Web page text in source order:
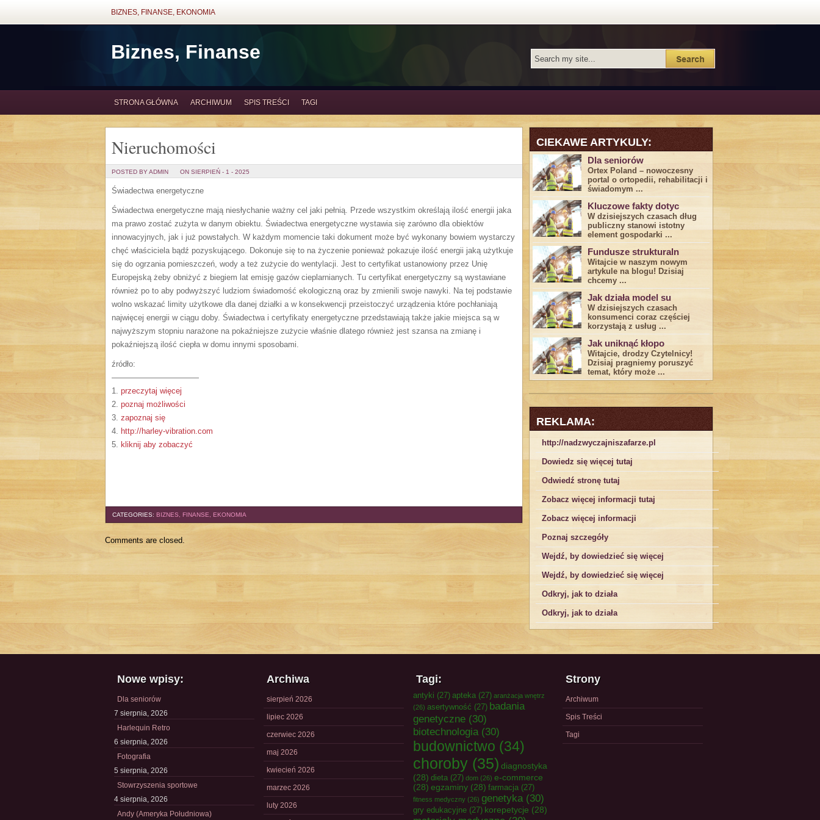
BIZNES, FINANSE, EKONOMIA
Biznes, Finanse
STRONA GŁÓWNA ARCHIWUM SPIS TREŚCI TAGI
Nieruchomości
POSTED BY ADMIN ON SIERPIEŃ - 1 - 2025
Świadectwa energetyczne
Świadectwa energetyczne mają niesłychanie ważny cel jaki pełnią. Przede wszystkim określają ilość energii jaka
ma prawo zostać zużyta w danym obiektu. Świadectwa energetyczne wystawia się zarówno dla obiektów
innowacyjnych, jak i już powstałych. W każdym momencie taki dokument może być wykonany bowiem wystarczy
chęć właściciela bądź pozyskującego. Dokonuje się to na życzenie ponieważ pokazuje ilość energii jaką użytkuje
się do ogrzania pomieszczeń, wody a też zużycie do wentylacji. Jest to certyfikat ustanowiony przez Unię
Europejską żeby obniżyć z biegiem lat emisję gazów cieplarnianych. Tu certyfikat energetyczny są wystawiane
również po to aby podwyższyć ludziom świadomość ekologiczną oraz by zmienili swoje nawyki. Na tej podstawie
wolno wskazać limity użytkowe dla danej działki a w konsekwencji przeistoczyć urządzenia które pochłaniają
najwięcej energii w ciągu doby. Świadectwa i certyfikaty energetyczne przedstawiają także jakie miejsca są w
najwyższym stopniu narażone na pokaźniejsze zużycie właśnie dlatego również jest szansa na zmianę i
pokaźniejszą ilość ciepła w domu innymi sposobami.
źródło:
———————————
1. przeczytaj więcej
2. poznaj możliwości
3. zapoznaj się
4. http://harley-vibration.com
5. kliknij aby zobaczyć
CATEGORIES: BIZNES, FINANSE, EKONOMIA
Comments are closed.
CIEKAWE ARTYKULY:
Dla seniorów
Ortex Poland – nowoczesny
portal o ortopedii, rehabilitacji i
świadomym ...
Kluczowe fakty dotyc
W dzisiejszych czasach dług
publiczny stanowi istotny
element gospodarki ...
Fundusze strukturaln
Witajcie w naszym nowym
artykule na blogu! Dzisiaj
chcemy ...
Jak działa model su
W dzisiejszych czasach
konsumenci ‌coraz częściej
korzystają z usług⁤ ...
Jak uniknąć kłopo
Witajcie, drodzy Czytelnicy!
Dzisiaj pragniemy poruszyć
temat, który może ...
REKLAMA:
http://nadzwyczajniszafarze.pl
Dowiedz się więcej tutaj
Odwiedź stronę tutaj
Zobacz więcej informacji tutaj
Zobacz więcej informacji
Poznaj szczegóły
Wejdź, by dowiedzieć się więcej
Wejdź, by dowiedzieć się więcej
Odkryj, jak to działa
Odkryj, jak to działa
Nowe wpisy:
Dla seniorów
7 sierpnia, 2026
Harlequin Retro
6 sierpnia, 2026
Fotografia
5 sierpnia, 2026
Stowrzyszenia sportowe
4 sierpnia, 2026
Andy (Ameryka Południowa)
Archiwa
sierpień 2026
lipiec 2026
czerwiec 2026
maj 2026
kwiecień 2026
marzec 2026
luty 2026
Tagi:
antyki (27) apteka (27) aranżacja wnętrz
(26) asertywność (27) badania
genetyczne (30)
biotechnologia(30)
budownictwo (34)
choroby (35) diagnostyka
(28) dieta (27) dom (26) e-commerce
(28) egzaminy (28) farmacja (27)
fitness medyczny (26) genetyka(30)
gry edukacyjne (27) korepetycje (28)
Strony
Archiwum
Spis Treści
Tagi